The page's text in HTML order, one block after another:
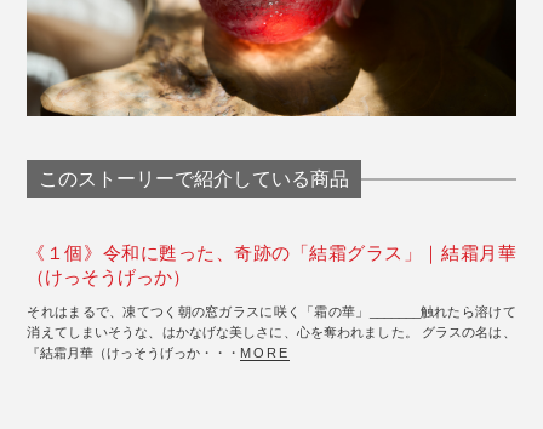
このストーリーで紹介している商品
《１個》令和に甦った、奇跡の「結霜グラス」｜結霜月華
（けっそうげっか）
それはまるで、凍てつく朝の窓ガラスに咲く「霜の華」_______触れたら溶けて
消えてしまいそうな、はかなげな美しさに、心を奪われました。 グラスの名は、
『結霜月華（けっそうげっか・・・ MORE